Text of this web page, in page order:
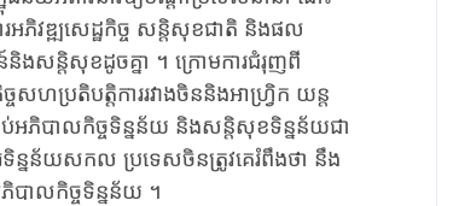
អភិវឌ្ឍ​សេដ្ឋកិច្ច​ សន្តិសុខ​ជាតិ​ និង​ផល​
សន្តិសុខដូច​គ្នា ។ ក្រោម​ការ​ជំរុញ​ពី​
ហប្រតិបតិ្តការ​រវាង​ចិននិង​អាហ្វ្រិក​ យន្ត
ប់អភិបាល​កិច្ច​ទិន្នន័យ​ និង​សន្តិសុខ​ទិន្នន័យ​ជា​
រ​ទិន្នន័យ​សកល​ ប្រទេស​ចិន​ត្រូវ​គេ​រំពឹង​ថា នឹង​
បា​លកិច្ច​ទិន្នន័យ ។